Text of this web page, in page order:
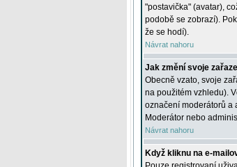
"postavička" (avatar),
podobě se zobrazí).
že se hodí).
Návrat nahoru
Jak změní svoje
Obecně vzato, svoje
na použitém vzhledu).
označení moderátorů a
Moderátor nebo
Návrat nahoru
Když kliknu na e-